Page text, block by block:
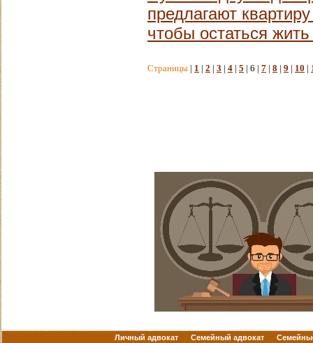
предлагают
чтобы остаться
Страницы | 1 | 2 | 3 | 4 | 5 | 6 | 7 | 8 | 9 | 10 |
Личный адвокат Семейный адвокат